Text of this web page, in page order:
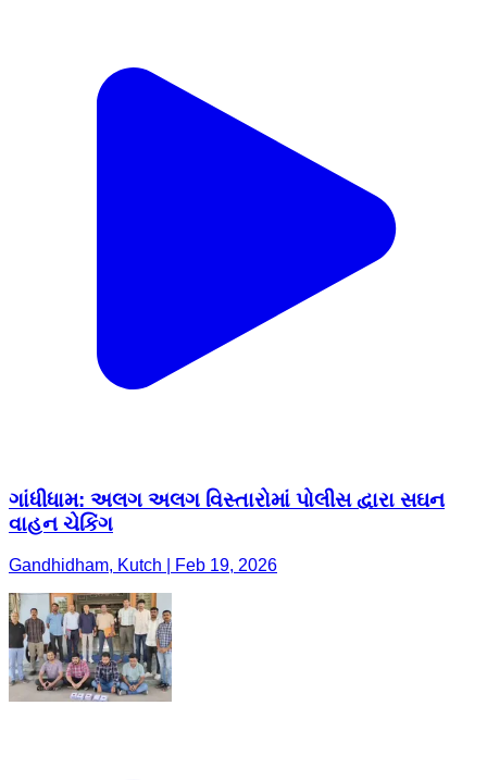
ગાંધીધામ: અલગ અલગ વિસ્તારોમાં પોલીસ દ્વારા સઘન
વાહન ચેકિંગ
Gandhidham, Kutch | Feb 19, 2026